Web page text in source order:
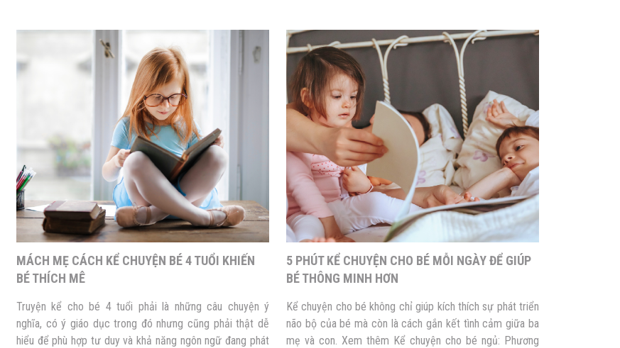
MÁCH MẸ CÁCH KỂ CHUYỆN BÉ 4 TUỔI KHIẾN
BÉ THÍCH MÊ
Truyện kể cho bé 4 tuổi phải là những câu chuyện ý
nghĩa, có ý giáo dục trong đó nhưng cũng phải thật dễ
hiểu để phù hợp tư duy và khả năng ngôn ngữ đang phát
5 PHÚT KỂ CHUYỆN CHO BÉ MỖI NGÀY ĐỂ GIÚP
BÉ THÔNG MINH HƠN
Kể chuyện cho bé không chỉ giúp kích thích sự phát triển
não bộ của bé mà còn là cách gắn kết tình cảm giữa ba
mẹ và con. Xem thêm Kể chuyện cho bé ngủ: Phương